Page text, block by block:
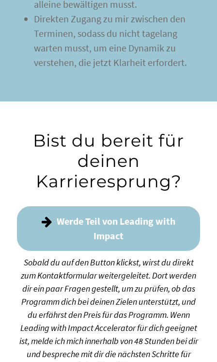
alleine bewältigen musst.
Direkten Zugang zu mir zwischen den
Terminen, sodass du nicht tagelang
warten musst, um eine Dynamik zu
verstehen, die jetzt Klarheit erfordert.
Bist du bereit für
deinen
Karrieresprung?
Werde Teil von Leading with
Impact
Sobald du auf den Button klickst, wirst du direkt
zum Kontaktformular weitergeleitet. Dort werden
dir ein paar Fragen gestellt, um zu prüfen, ob das
Programm dich bei deinen Zielen unterstützt, und
du erfährst den Preis für das Programm. Wenn
Leading with Impact Accelerator für dich geeignet
ist, melde ich mich innerhalb von 48 Stunden bei dir
und bespreche mit dir die nächsten Schritte für